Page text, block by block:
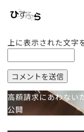
上に表示された文字
投
稿
高額請求にあわない
公開